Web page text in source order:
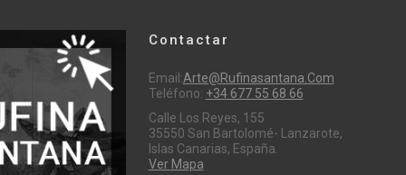
Contactar
Email:Arte@rufinasantana.com
Teléfono: +34 677 55 68 66
Calle Los Reyes, 155
35550 San Bartolomé- Lanzarote,
Islas Canarias, España.
Ver Mapa